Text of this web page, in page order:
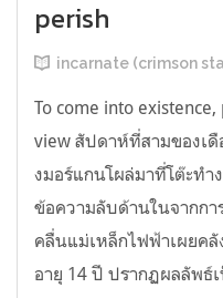
perish
incarnate (crimson
To come into
view สัปดาห์ที่สามของเ
งมอร์แกนโผล่มาที่โต๊ะทำ
ข้อความลับด้านในจากกา
คลื่นแม่เหล็กไฟฟ้าเผยค
อายุ 14 ปี ปรากฏผลลัพธ์